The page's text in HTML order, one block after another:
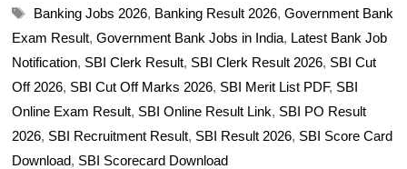
Tags
Banking Jobs 2026, Banking Result 2026, Government Bank
Exam Result, Government Bank Jobs in India, Latest Bank Job
Notification, SBI Clerk Result, SBI Clerk Result 2026, SBI Cut
Off 2026, SBI Cut Off Marks 2026, SBI Merit List PDF, SBI
Online Exam Result, SBI Online Result Link, SBI PO Result
2026, SBI Recruitment Result, SBI Result 2026, SBI Score Card
Download, SBI Scorecard Download